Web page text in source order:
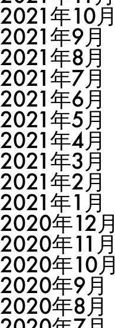
2021年10月
2021年9月
2021年8月
2021年7月
2021年6月
2021年5月
2021年4月
2021年3月
2021年2月
2021年1月
2020年12月
2020年11月
2020年10月
2020年9月
2020年8月